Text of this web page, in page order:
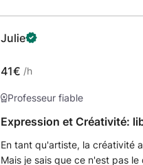
confiance et de précision.
examen, rédiger un essai ou
vidéos et des exercices
et efficace.
Julie
41€ /h
Professeur fiable
Expression et Créativité:
En tant qu'artiste, la créativité
Mais je sais que ce n'est pas